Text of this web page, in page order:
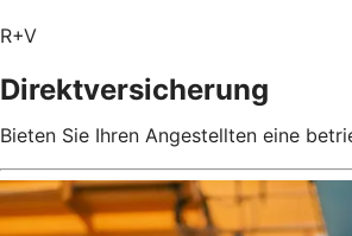
R+V
Direktversicherung
Bieten Sie Ihren Angestellten eine